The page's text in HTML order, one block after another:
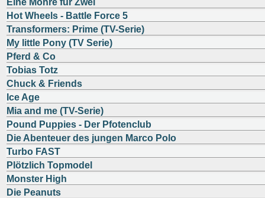
Eine Möhre für Zwei
Hot Wheels - Battle Force 5
Transformers: Prime (TV-Serie)
My little Pony (TV Serie)
Pferd & Co
Tobias Totz
Chuck & Friends
Ice Age
Mia and me (TV-Serie)
Pound Puppies - Der Pfotenclub
Die Abenteuer des jungen Marco Polo
Turbo FAST
Plötzlich Topmodel
Monster High
Die Peanuts